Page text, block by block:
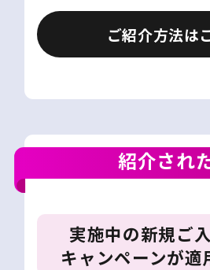
ご紹介方法は
紹介され
実施中の新規ご
キャンペーンが適